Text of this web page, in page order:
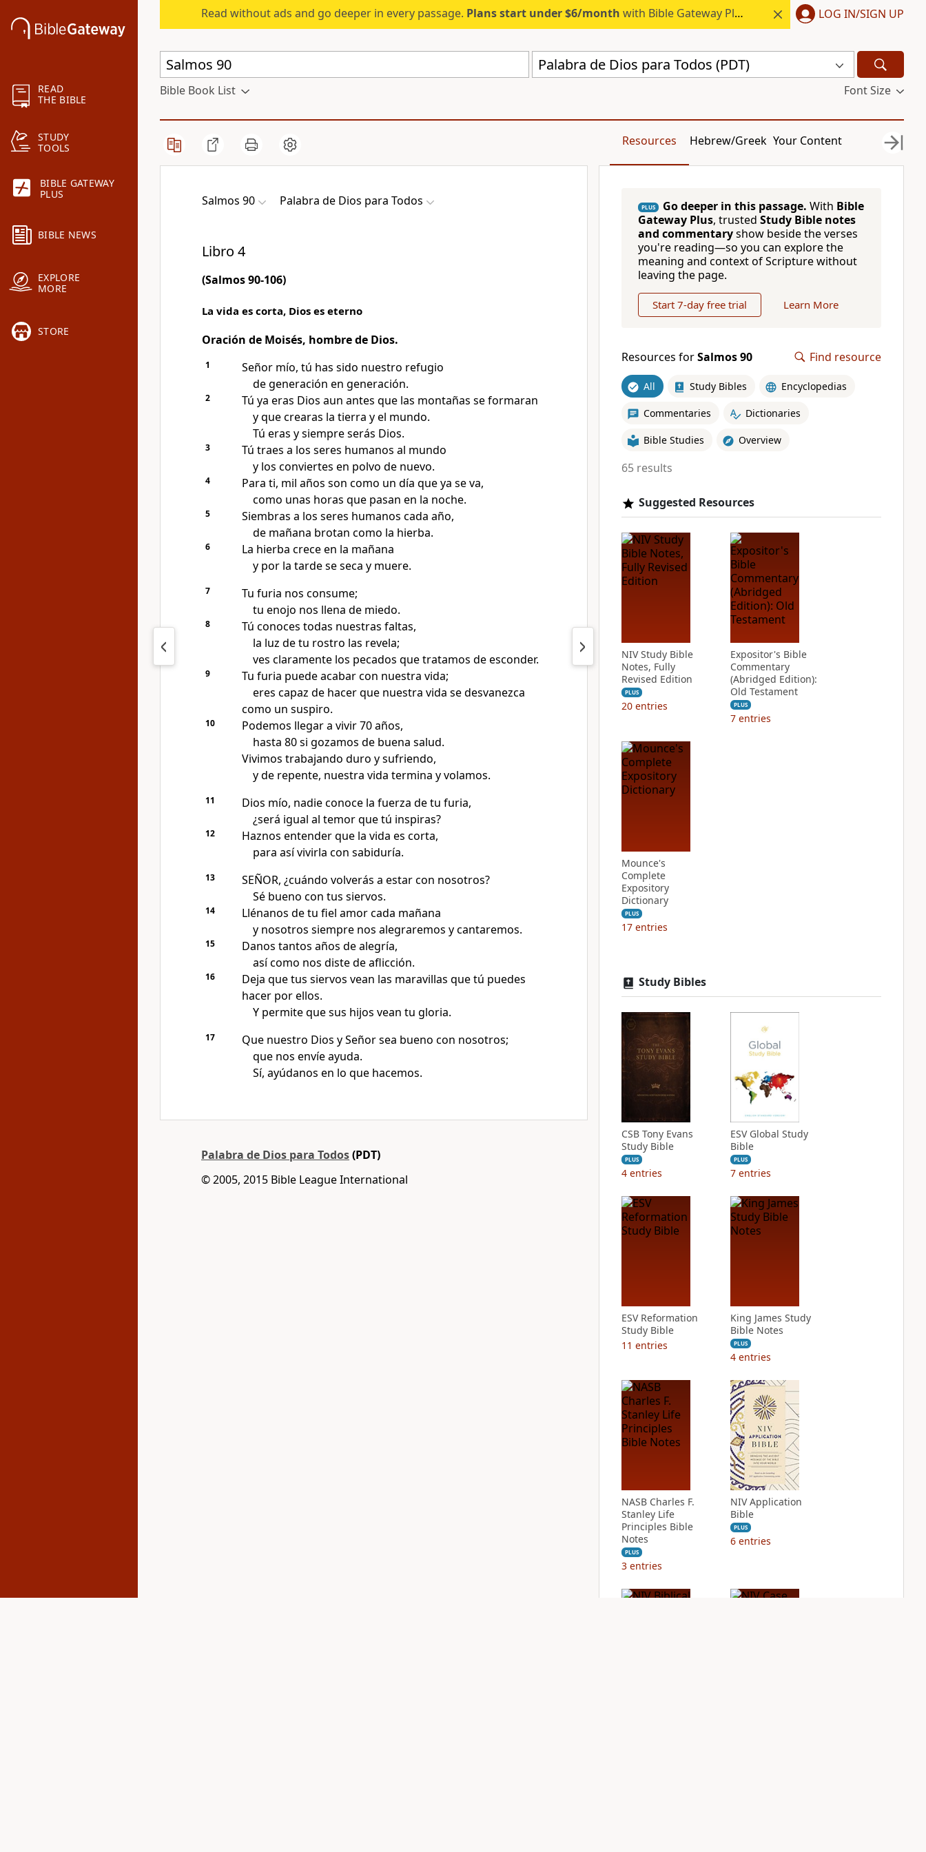
READ
THE BIBLE
STUDY
TOOLS
BIBLE GATEWAY
PLUS
BIBLE NEWS
EXPLORE
MORE
STORE
Read without ads and go deeper in every passage. Plans start under $6/month with Bible Gateway Plus. LOG IN/SIGN UP
Palabra de Dios para Todos (PDT)
Bible Book List Font Size
Resources Hebrew/Greek Your Content
Salmos 90 Palabra de Dios para Todos
Libro 4
(Salmos 90-106)
La vida es corta, Dios es eterno
Oración de Moisés, hombre de Dios.
1
Señor mío, tú has sido nuestro refugio
de generación en generación.
2
Tú ya eras Dios aun antes que las montañas se formaran
y que crearas la tierra y el mundo.
Tú eras y siempre serás Dios.
3
Tú traes a los seres humanos al mundo
y los conviertes en polvo de nuevo.
4
Para ti, mil años son como un día que ya se va,
como unas horas que pasan en la noche.
5
Siembras a los seres humanos cada año,
de mañana brotan como la hierba.
6
La hierba crece en la mañana
y por la tarde se seca y muere.
7
Tu furia nos consume;
tu enojo nos llena de miedo.
8
Tú conoces todas nuestras faltas,
la luz de tu rostro las revela;
ves claramente los pecados que tratamos de esconder.
9
Tu furia puede acabar con nuestra vida;
eres capaz de hacer que nuestra vida se desvanezca
como un suspiro.
10
Podemos llegar a vivir 70 años,
hasta 80 si gozamos de buena salud.
Vivimos trabajando duro y sufriendo,
y de repente, nuestra vida termina y volamos.
11
Dios mío, nadie conoce la fuerza de tu furia,
¿será igual al temor que tú inspiras?
12
Haznos entender que la vida es corta,
para así vivirla con sabiduría.
13
SEÑOR, ¿cuándo volverás a estar con nosotros?
Sé bueno con tus siervos.
14
Llénanos de tu fiel amor cada mañana
y nosotros siempre nos alegraremos y cantaremos.
15
Danos tantos años de alegría,
así como nos diste de aflicción.
16
Deja que tus siervos vean las maravillas que tú puedes
hacer por ellos.
Y permite que sus hijos vean tu gloria.
17
Que nuestro Dios y Señor sea bueno con nosotros;
que nos envíe ayuda.
Sí, ayúdanos en lo que hacemos.
Palabra de Dios para Todos(PDT)
© 2005, 2015 Bible League International
PLUS Go deeper in this passage. With Bible
Gateway Plus, trusted Study Bible notes
and commentaryshow beside the verses
you're reading—so you can explore the
meaning and context of Scripture without
leaving the page.
Start 7-day free trial Learn More
Resources forSalmos 90 Find resource
All Study Bibles Encyclopedias
Commentaries Dictionaries
Bible Studies Overview
65 results
Suggested Resources
NIV Study Bible
Notes, Fully
Revised Edition
PLUS
20 entries
Expositor's Bible
Commentary
(Abridged Edition):
Old Testament
PLUS
7 entries
Mounce's
Complete
Expository
Dictionary
PLUS
17 entries
Study Bibles
CSB Tony Evans
Study Bible
PLUS
4 entries
ESV Global Study
Bible
PLUS
7 entries
ESV Reformation
Study Bible
11 entries
King James Study
Bible Notes
PLUS
4 entries
NASB Charles F.
Stanley Life
Principles Bible
Notes
PLUS
3 entries
NIV Application
Bible
PLUS
6 entries